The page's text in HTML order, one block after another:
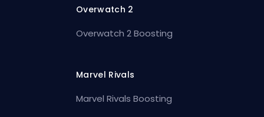
Overwatch 2
Overwatch 2 Boosting
Marvel Rivals
Marvel Rivals Boosting